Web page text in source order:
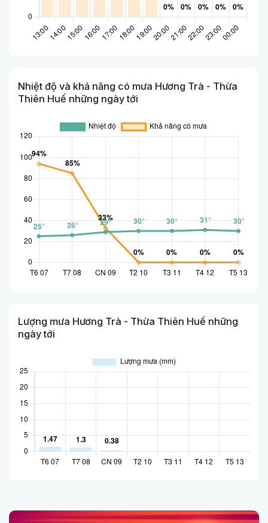
Nhiệt độ và khả năng có mưa Hương Trà - Thừa
Thiên Huế những ngày tới
Lượng mưa Hương Trà - Thừa Thiên Huế những
ngày tới